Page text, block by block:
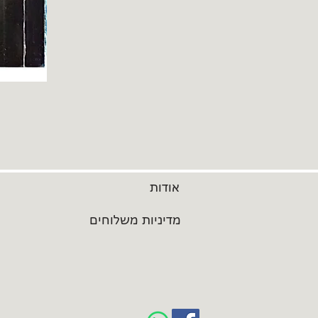
אודות
מדיניות משלוחים